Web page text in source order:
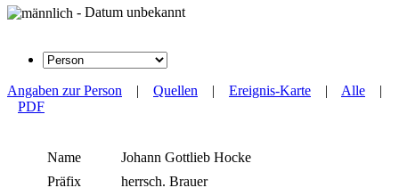
- Datum unbekannt
Angaben zur Person | Quellen | Ereignis-Karte | Alle |
PDF
Name Johann Gottlieb Hocke
Präfix
herrsch. Brauer